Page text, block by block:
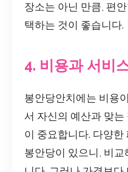
장소는 아닌 만큼, 편
택하는 것이 좋습니다.
4. 비용과 서비
봉안당안치에는 비용
서 자신의 예산과 맞
이 중요합니다. 다양
봉안당이 있으니, 비